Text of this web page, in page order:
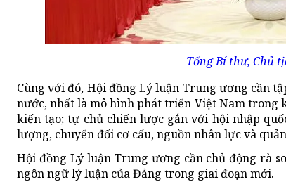
Tổng Bí thư, Chủ
Cùng với đó, Hội đồng Lý luận Trung ương cần
nước, nhất là mô hình phát triển Việt Nam trong
kiến tạo; tự chủ chiến lược gắn với hội nhập
lượng, chuyển đổi cơ cấu, nguồn nhân lực và
Hội đồng Lý luận Trung ương cần chủ động rà
ngôn ngữ lý luận của Đảng trong giai đoạn mới.